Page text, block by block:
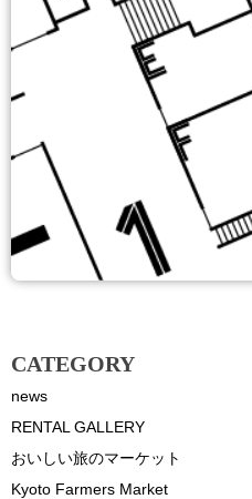
CATEGORY
news
RENTAL GALLERY
おいしい旅のマーケット
Kyoto Farmers Market